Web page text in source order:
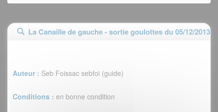
La Canaille de gauche - sortie goulottes du 05/12/2013
Auteur : Seb Foissac sebfoi (guide)
Conditions : en bonne condition